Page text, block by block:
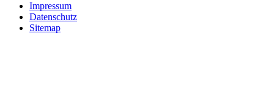
Impressum
Datenschutz
Sitemap